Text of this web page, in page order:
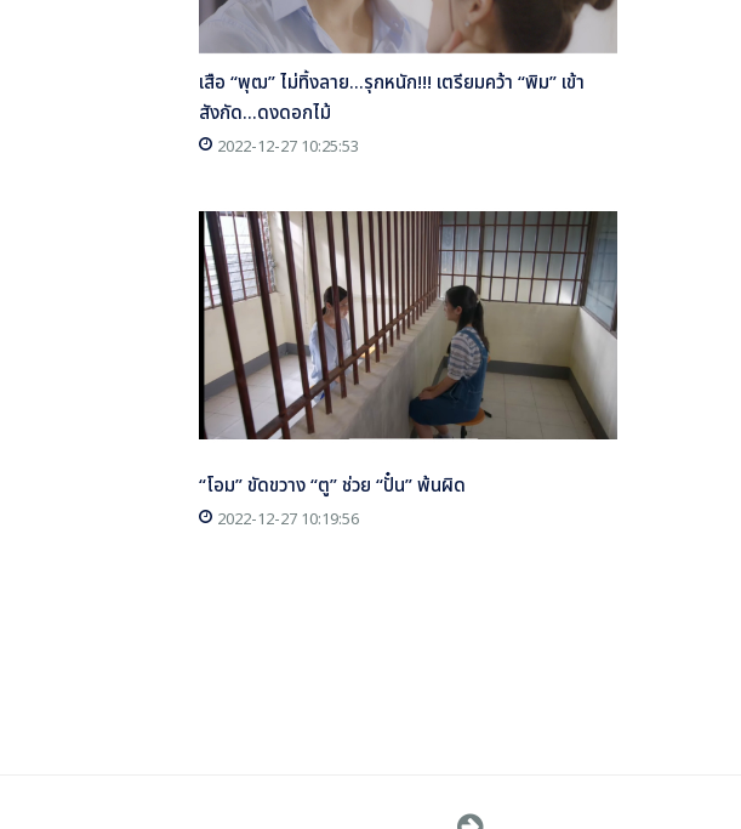
เสือ “พุฒ” ไม่ทิ้งลาย...รุกหนัก!!! เตรียมคว้า “พิม” เข้า
สังกัด...ดงดอกไม้
2022-12-27 10:25:53
“โอม” ขัดขวาง “ตู” ช่วย “ปั๋น” พ้นผิด
2022-12-27 10:19:56